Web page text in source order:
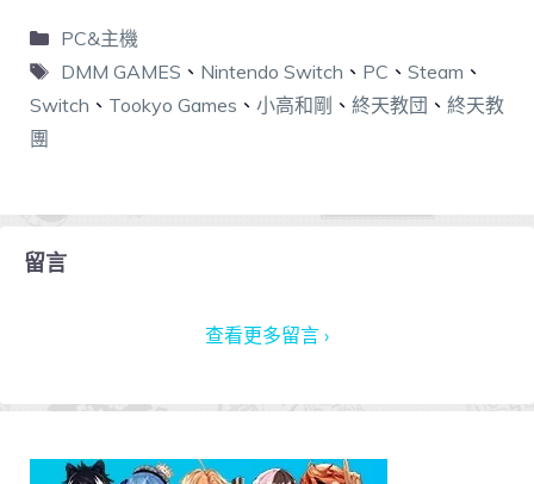
PC&主機
DMM GAMES 、 Nintendo Switch 、 PC 、 Steam 、
Switch 、 Tookyo Games 、 小高和剛 、 終天教団 、 終天教
團
留言
查看更多留言 ›